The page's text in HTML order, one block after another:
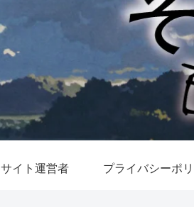
サイト運営者 プライバシーポ